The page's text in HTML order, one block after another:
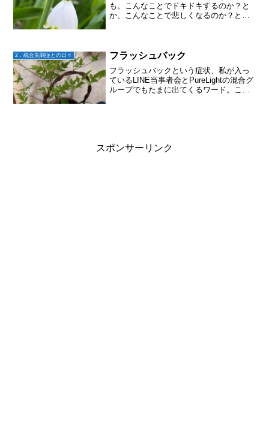
も。こんなことでドキドキするのか？と
か、こんなことで悲しくなるのか？と
るようだけど。私のこのブログ...
2．統合失調症との日々 フラッシュバック
フラッシュバックという症状、私が入っ
ているLINE当事者会とPureLightの混合グ
ループでもたまに出てくるワード。これ
スポンサーリンク